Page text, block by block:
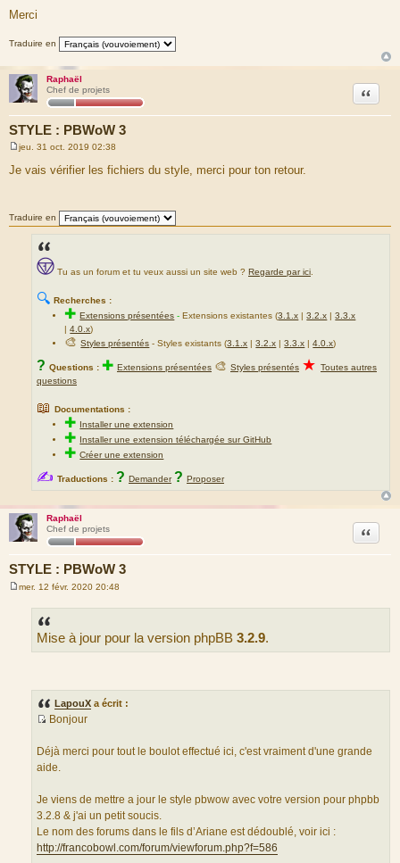
Merci
Traduire en
Raphaël
Chef de projets
STYLE : PBWoW 3
Citation
M
s
e
jeu. 31 oct. 2019 02:38
Je vais vérifier les fichiers du style, merci pour ton retour.
Traduire en
Tu as un forum et tu veux aussi un site web ? Regarde par ici
🔍 Recherches :
✚Extensions présentées -Extensions existantes (3.1.x |3.2.x |3.3.x
|4.0.x)
🎨Styles présentés - Styles existants (3.1.x |3.2.x |3.3.x |4.0.x)
? Questions : ✚ Extensions présentées 🎨 Styles présentés ★ Toutes autres
questions
📖 Documentations :
✚ Installer une extension
✚ Installer une extension téléchargée sur GitHub
✚Créer une extension
✍ Traductions : ? Demander ? Proposer
Raphaël
Chef de projets
STYLE : PBWoW 3
Citation
mer. 12 févr. 2020 20:48
Mise à jour pour la version phpBB 3.2.9.
LapouX a écrit :
o
u
c
e
d
u
Bonjour
Déjà merci pour tout le boulot effectué ici, c'est vraiment d'une grande
aide.
Je viens de mettre a jour le style pbwow avec votre version pour phpbb
3.2.8 & j'ai un petit soucis.
Le nom des forums dans le fils d’Ariane est dédoublé, voir ici :
http://francobowl.com/forum/viewforum.php?f=586